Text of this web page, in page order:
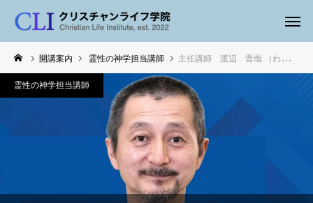
開講案内 霊性の神学担当講師 主任講師 渡辺 晋哉 （わたなべ しんや）
霊性の神学担当講師